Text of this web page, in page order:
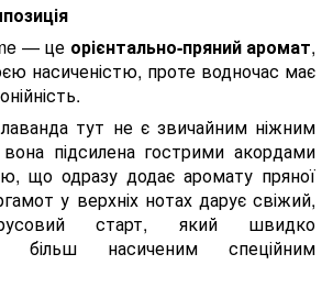
— це орієнтально-пряний аромат,
насиченістю, проте водночас має
лаванда тут не є звичайним ніжним
підсилена гострими акордами
що одразу додає аромату пряної
у верхніх нотах дарує свіжий,
старт, який швидко
більш насиченим спеційним